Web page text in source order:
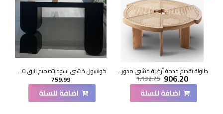
طاولة تقديم خدمة أرضية خشبي مدور 120*120*33سم
906.20
1,132.75
اضافة للسلة
كونسول خشبي اسود بتصميم انيق 140×40×90سم
759.99
اضافة للسلة